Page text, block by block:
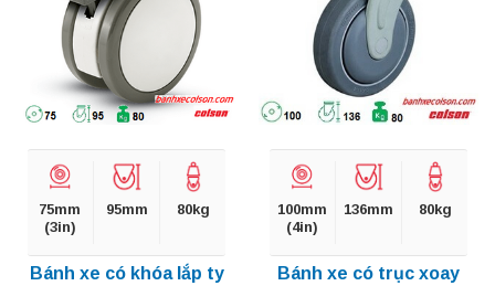
75mm
(3in)
95mm 80kg
Bánh xe có khóa lắp ty
100mm
(4in)
136mm 80kg
Bánh xe có trục xoay